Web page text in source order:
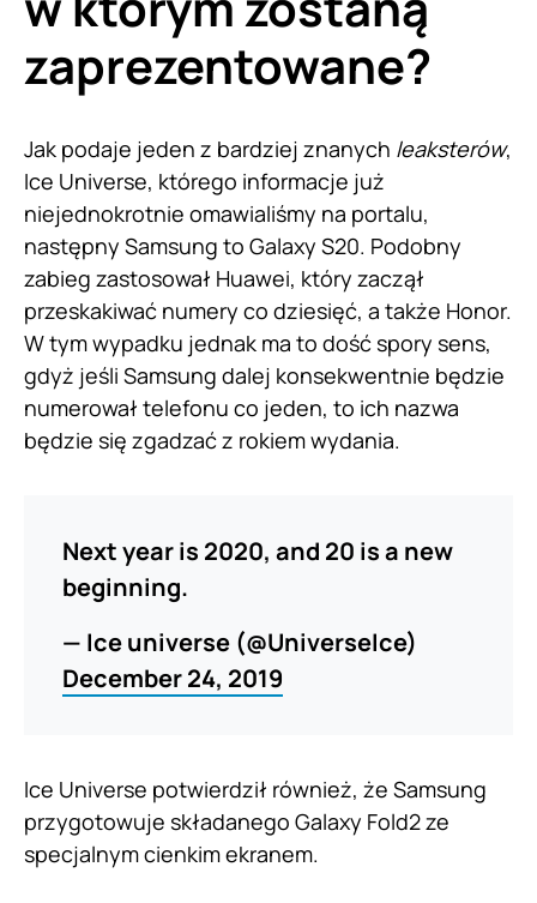
zaprezentowane?
Jak podaje jeden z bardziej znanych leaksterów,
Ice Universe, którego informacje już
niejednokrotnie omawialiśmy na portalu,
następny Samsung to Galaxy S20. Podobny
zabieg zastosował Huawei, który zaczął
przeskakiwać numery co dziesięć, a także Honor.
W tym wypadku jednak ma to dość spory sens,
gdyż jeśli Samsung dalej konsekwentnie będzie
numerował telefonu co jeden, to ich nazwa
będzie się zgadzać z rokiem wydania.
Next year is 2020, and 20 is a new
beginning.
— Ice universe (@UniverseIce)
December 24, 2019
Ice Universe potwierdził również, że Samsung
przygotowuje składanego Galaxy Fold2 ze
specjalnym cienkim ekranem.